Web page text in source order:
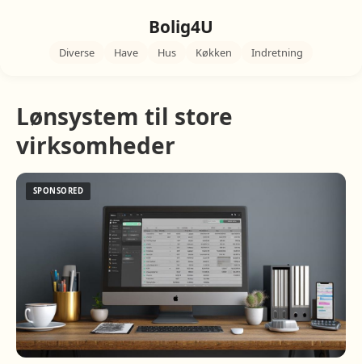
Bolig4U
Diverse Have Hus Køkken Indretning
Lønsystem til store
virksomheder